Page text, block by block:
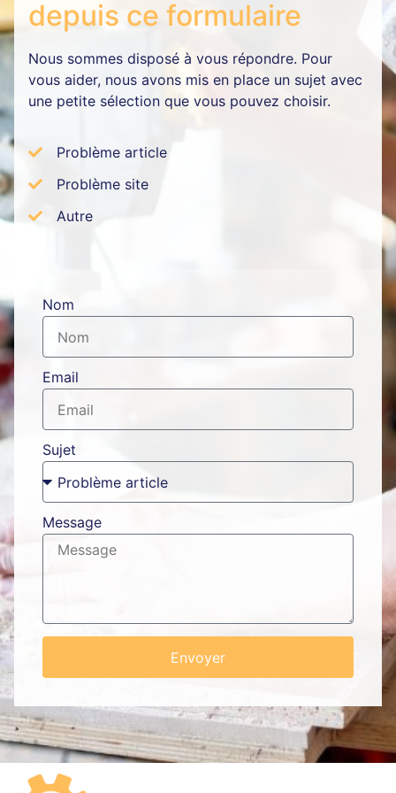
Nom
Email
Sujet
Message
Envoyer
depuis ce formulaire
Nous sommes disposé à vous répondre. Pour
vous aider, nous avons mis en place un sujet avec
une petite sélection que vous pouvez choisir.
Problème article
Problème site
Autre